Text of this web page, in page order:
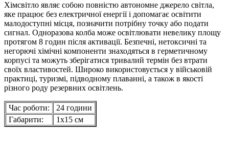
Хімсвітло являє собою повністю автономне джерело світла,
яке працює без електричної енергії і допомагає освітити
малодоступні місця, позначити потрібну точку або подати
сигнал. Одноразова колба може освітлювати невелику площу
протягом 8 годин після активації. Безпечні, нетоксичні та
негорючі хімічні компоненти знаходяться в герметичному
корпусі та можуть зберігатися тривалий термін без втрати
своїх властивостей. Широко використовується у військовій
практиці, туризмі, підводному плаванні, а також в якості
різного роду резервних освітлень.
Час роботи:
24 години
Габарити:
1х15 см